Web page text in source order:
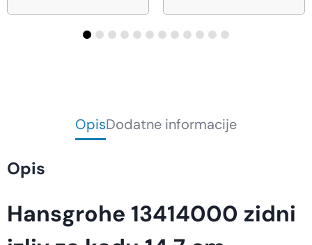
OpisDodatne informacije
Opis
Hansgrohe 13414000 zidni